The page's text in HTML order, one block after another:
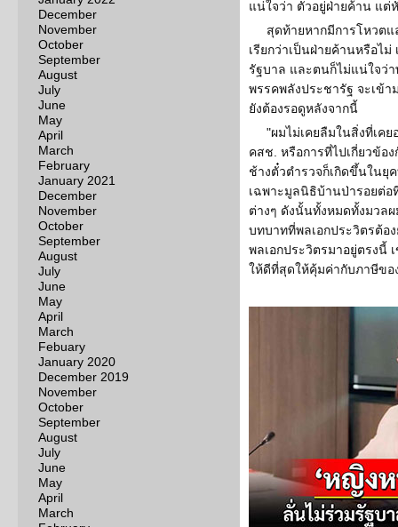
December
November
October
September
August
July
June
May
April
March
February
January 2021
December
November
October
September
August
July
June
May
April
March
Febuary
January 2020
December 2019
November
October
September
August
July
June
May
April
March
แน่ใจว่า ตัวอยู่ฝ่ายค้าน แต่
สุดท้ายหากมีการโหวต
เรียกว่าเป็นฝ่ายค้านหรือไ
รัฐบาล และตนก็ไม่แน่ใจว่
พรรคพลังประชารัฐ จะเข้
ยังต้องรอดูหลังจากนี้
"ผมไม่เคยลืมในสิ่งที่เคย
คสช. หรือการที่ไปเกี่ยวข้อ
ช้างตั๋วตำรวจก็เกิดขึ้นในยุ
เฉพาะมูลนิธิบ้านป่ารอยต่อ
ต่างๆ ดังนั้นทั้งหมดทั้งมวล
บทบาทที่พลเอกประวิตรต้อง
พลเอกประวิตรมาอยู่ตรงนี้
ให้ดีที่สุดให้คุ้มค่ากับภาษีข